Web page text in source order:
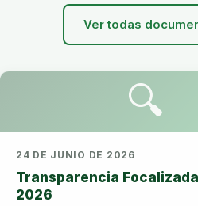
Ver todas
🔍
24 DE JUNIO DE 2026
Transparencia Focalizada
2026